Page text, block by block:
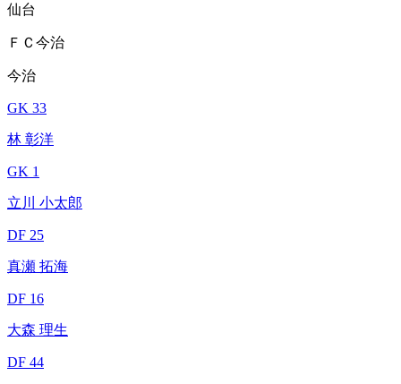
仙台
ＦＣ今治
今治
GK 33
林 彰洋
GK 1
立川 小太郎
DF 25
真瀬 拓海
DF 16
大森 理生
DF 44